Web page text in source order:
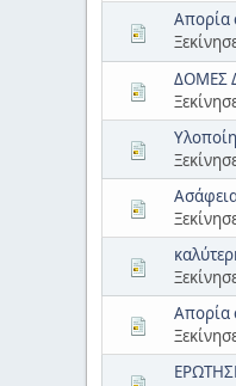
Απορία
ΔΟΜΕΣ
Απορία